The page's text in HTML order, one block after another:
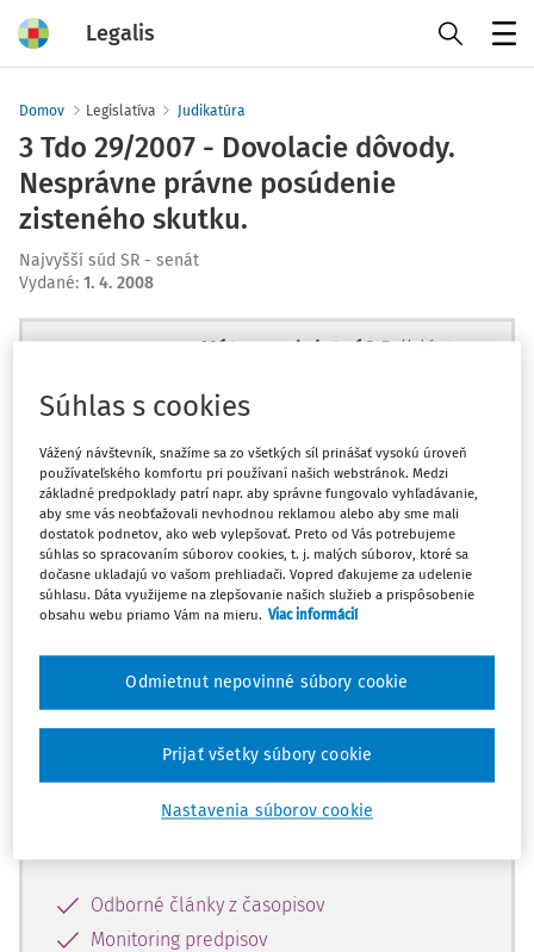
Legalis
Domov Legislatíva Judikatúra
3 Tdo 29/2007 - Dovolacie dôvody.
Nesprávne právne posúdenie
zisteného skutku.
Najvyšší súd SR - senát
Vydané: 1. 4. 2008
Máte predplatné? Prihláste sa
Ups, zatiaľ ste si prečítali len
začiatok...
Celý odborný obsah z tejto oblasti je
dostupný predplatiteľom portálu.
Odomknite si prístup k odbornému
obsahu a získajte prístup na 10 dní
zdarma, stačí sa len zaregistrovať.
Vďaka registrácii získate prístup aj k
Odborné články z časopisov
Monitoring predpisov
Súhlas s cookies
Vážený návštevník, snažíme sa zo všetkých síl prinášať vysokú úroveň
používateľského komfortu pri používaní našich webstránok. Medzi
základné predpoklady patrí napr. aby správne fungovalo vyhľadávanie,
aby sme vás neobťažovali nevhodnou reklamou alebo aby sme mali
dostatok podnetov, ako web vylepšovať. Preto od Vás potrebujeme
súhlas so spracovaním súborov cookies, t. j. malých súborov, ktoré sa
dočasne ukladajú vo vašom prehliadači. Vopred ďakujeme za udelenie
súhlasu. Dáta využijeme na zlepšovanie našich služieb a prispôsobenie
obsahu webu priamo Vám na mieru. Viac informácií
Nastavenia súborov cookie
Odmietnut nepovinné súbory cookie
Prijať všetky súbory cookie